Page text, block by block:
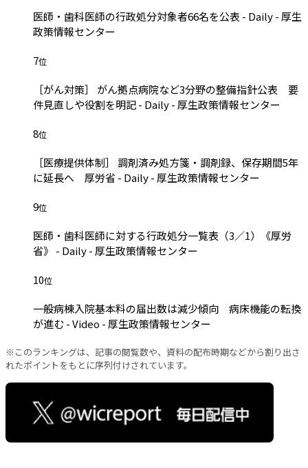
医師・歯科医師の行政処分対象者66名を公表 - Daily - 厚生
政策情報センター
7位
［がん対策］ がん拠点病院など3分野の整備指針公表 要
件見直しや役割を明記 - Daily - 厚生政策情報センター
8位
［医療提供体制］ 調剤済み処方箋・調剤録、保存期間5年
に延長へ 厚労省 - Daily - 厚生政策情報センター
9位
医師・歯科医師に対する行政処分一覧表（3／1）《厚労
省》 - Daily - 厚生政策情報センター
10位
一般病棟入院基本料の届出数は減少傾向 病床機能の転換
が進む - Video - 厚生政策情報センター
※このランキングは、記事の閲覧数や、資料の配布時期などから割り出さ
れたポイントをもとに序列付けされています。